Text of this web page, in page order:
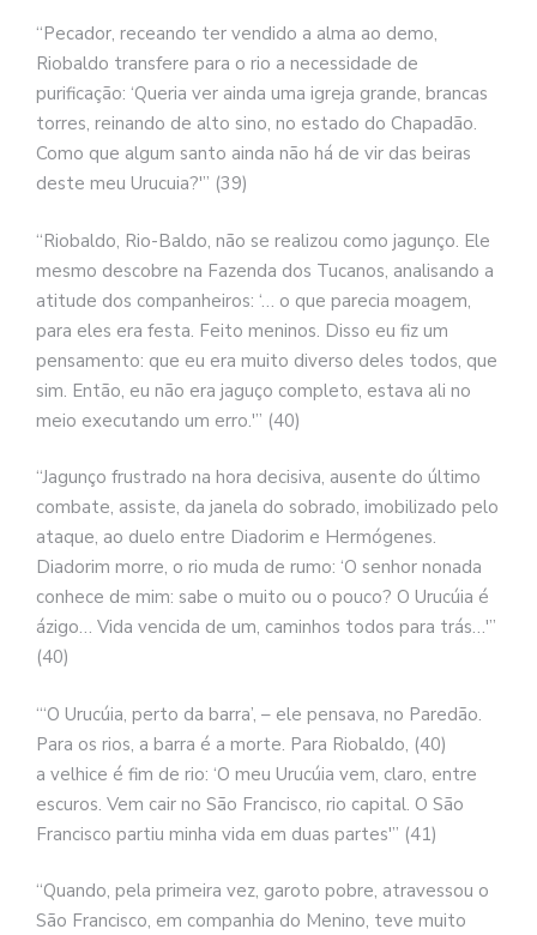
“Pecador, receando ter vendido a alma ao demo,
Riobaldo transfere para o rio a necessidade de
purificação: ‘Queria ver ainda uma igreja grande, brancas
torres, reinando de alto sino, no estado do Chapadão.
Como que algum santo ainda não há de vir das beiras
deste meu Urucuia?'” (39)
“Riobaldo, Rio-Baldo, não se realizou como jagunço. Ele
mesmo descobre na Fazenda dos Tucanos, analisando a
atitude dos companheiros: ‘… o que parecia moagem,
para eles era festa. Feito meninos. Disso eu fiz um
pensamento: que eu era muito diverso deles todos, que
sim. Então, eu não era jaguço completo, estava ali no
meio executando um erro.'” (40)
“Jagunço frustrado na hora decisiva, ausente do último
combate, assiste, da janela do sobrado, imobilizado pelo
ataque, ao duelo entre Diadorim e Hermógenes.
Diadorim morre, o rio muda de rumo: ‘O senhor nonada
conhece de mim: sabe o muito ou o pouco? O Urucúia é
ázigo… Vida vencida de um, caminhos todos para trás…'”
(40)
“‘O Urucúia, perto da barra’, – ele pensava, no Paredão.
Para os rios, a barra é a morte. Para Riobaldo, (40)
a velhice é fim de rio: ‘O meu Urucúia vem, claro, entre
escuros. Vem cair no São Francisco, rio capital. O São
Francisco partiu minha vida em duas partes'” (41)
“Quando, pela primeira vez, garoto pobre, atravessou o
São Francisco, em companhia do Menino, teve muito